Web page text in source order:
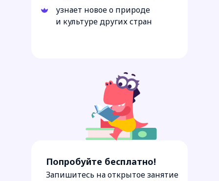
Попробуйте бесплатно!
узнает новое о природе
и культуре других стран
Запишитесь на открытое занятие